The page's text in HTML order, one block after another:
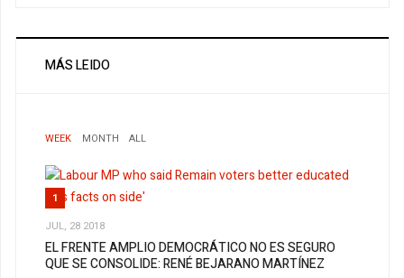
MÁS LEIDO
WEEK MONTH ALL
1
JUL, 28 2018
EL FRENTE AMPLIO DEMOCRÁTICO NO ES SEGURO
QUE SE CONSOLIDE: RENÉ BEJARANO MARTÍNEZ